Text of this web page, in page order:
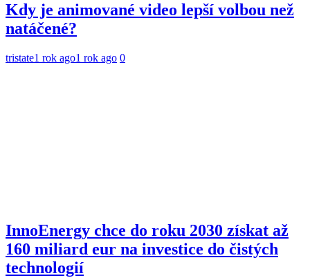
Kdy je animované video lepší volbou než
natáčené?
tristate1 rok ago1 rok ago 0
InnoEnergy chce do roku 2030 získat až
160 miliard eur na investice do čistých
technologií